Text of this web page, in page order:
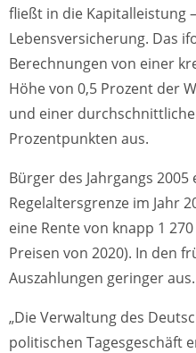
fließt in die Kapitalleistung
Lebensversicherung. Das
Berechnungen von einer
Höhe von 0,5 Prozent der
und einer
Prozentpunkten aus.
Bürger des Jahrgangs
Regelaltersgrenze im Jahr
eine Rente von knapp 1
Preisen von 2020). In den
Auszahlungen geringer aus.
„Die Verwaltung des
politischen Tagesgeschäft